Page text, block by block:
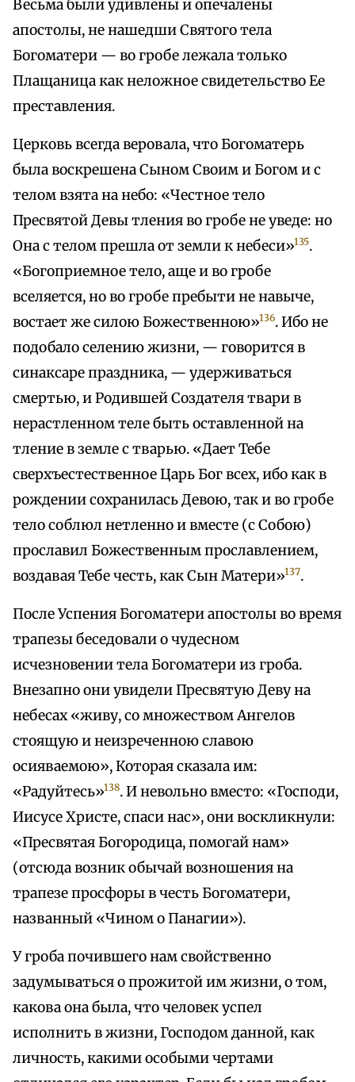
Весьма были удивлены и опечалены
апостолы, не нашедши Святого тела
Богоматери — во гробе лежала только
Плащаница как неложное свидетельство Ее
преставления.
Церковь всегда веровала, что Богоматерь
была воскрешена Сыном Своим и Богом и с
телом взята на небо: «Честное тело
Пресвятой Девы тления во гробе не уведе: но
Она с телом прешла от земли к небеси»135.
«Богоприемное тело, аще и во гробе
вселяется, но во гробе пребыти не навыче,
востает же силою Божественною»136. Ибо не
подобало селению жизни, — говорится в
синаксаре праздника, — удерживаться
смертью, и Родившей Создателя твари в
нерастленном теле быть оставленной на
тление в земле с тварью. «Дает Тебе
сверхъестественное Царь Бог всех, ибо как в
рождении сохранилась Девою, так и во гробе
тело соблюл нетленно и вместе (с Собою)
прославил Божественным прославлением,
воздавая Тебе честь, как Сын Матери»137.
После Успения Богоматери апостолы во время
трапезы беседовали о чудесном
исчезновении тела Богоматери из гроба.
Внезапно они увидели Пресвятую Деву на
небесах «живу, со множеством Ангелов
стоящую и неизреченною славою
осияваемою», Которая сказала им:
«Радуйтесь»138. И невольно вместо: «Господи,
Иисусе Христе, спаси нас», они воскликнули:
«Пресвятая Богородица, помогай нам»
(отсюда возник обычай возношения на
трапезе просфоры в честь Богоматери,
названный «Чином о Панагии»).
У гроба почившего нам свойственно
задумываться о прожитой им жизни, о том,
какова она была, что человек успел
исполнить в жизни, Господом данной, как
личность, какими особыми чертами